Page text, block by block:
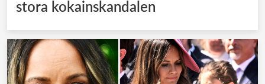
stora kokainskandalen